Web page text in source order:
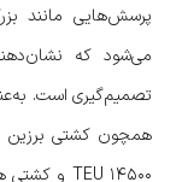
پرسش‌هایی مانند
می‌شود که
تصمیم‌گیری است.